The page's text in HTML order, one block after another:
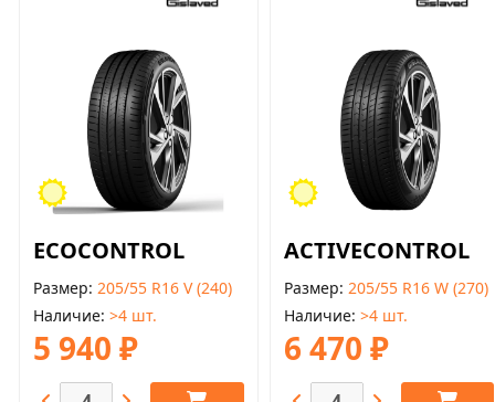
ECOCONTROL
Размер 205/55 R16 V (240)
Наличие >4 шт.
5 940 ₽
ACTIVECONTROL
Размер 205/55 R16 W (270)
Наличие >4 шт.
6 470 ₽